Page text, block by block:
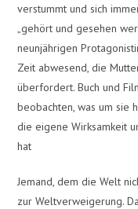
verstummt und sich
„gehört und gesehen
neunjährigen
Zeit abwesend, die
überfordert. Buch und
beobachten, was um sie
die eigene Wirksamkeit
hat
Jemand, dem die Welt
zur Weltverweigerung.